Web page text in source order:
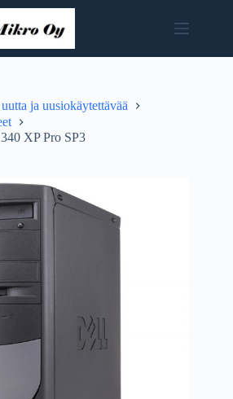
ja uusiokäytettävää
XP Pro SP3